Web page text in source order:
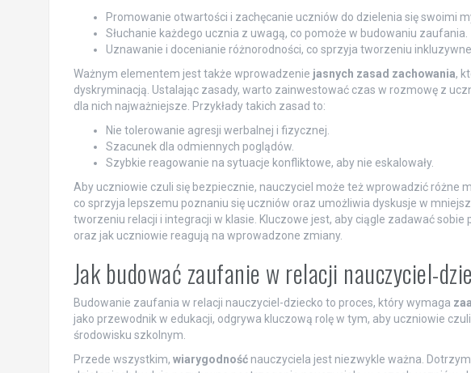
Promowanie otwartości i zachęcanie uczniów do dzielenia się swoimi
Słuchanie każdego ucznia z uwagą, co pomoże w budowaniu zaufania.
Uznawanie i docenianie różnorodności, co sprzyja tworzeniu
Ważnym elementem jest także wprowadzenie jasnych zasad zachowania,
dyskryminacją. Ustalając zasady, warto zainwestować czas w rozmowę z
dla nich najważniejsze. Przykłady takich zasad to:
Nie tolerowanie agresji werbalnej i fizycznej.
Szacunek dla odmiennych poglądów.
Szybkie reagowanie na sytuacje konfliktowe, aby nie eskalowały.
Aby uczniowie czuli się bezpiecznie, nauczyciel może też wprowadzić różne
co sprzyja lepszemu poznaniu się uczniów oraz umożliwia dyskusje w
tworzeniu relacji i integracji w klasie. Kluczowe jest, aby ciągle zadawać
oraz jak uczniowie reagują na wprowadzone zmiany.
Jak budować zaufanie w relacji nauczyciel-
Budowanie zaufania w relacji nauczyciel-dziecko to proces, który wymaga
jako przewodnik w edukacji, odgrywa kluczową rolę w tym, aby uczniowie
środowisku szkolnym.
Przede wszystkim, wiarygodnośćnauczyciela jest niezwykle ważna.